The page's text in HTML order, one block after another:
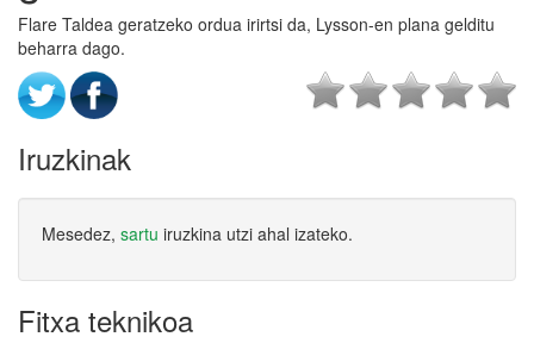
Flare Taldea geratzeko ordua irirtsi da, Lysson-en plana gelditu
beharra dago.
Iruzkinak
Mesedez, sartu iruzkina utzi ahal izateko.
Fitxa teknikoa